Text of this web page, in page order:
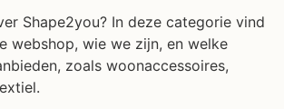
Shape2you? In deze categorie vind
webshop, wie we zijn, en welke
zoals woonaccessoires,